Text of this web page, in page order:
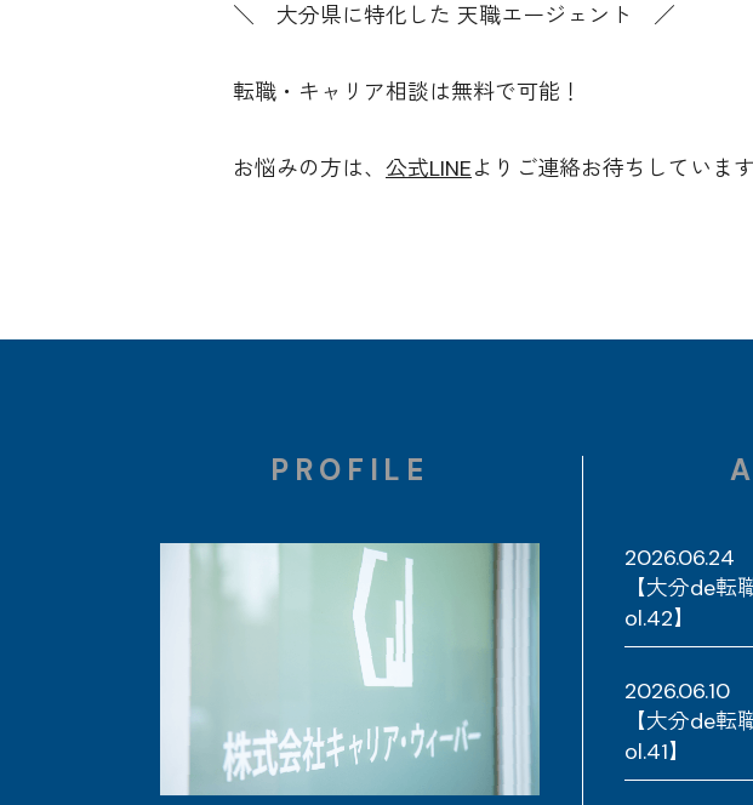
＼ 大分県に特化した 天職エージェント ／
転職・キャリア相談は無料で可能！
お悩みの方は、 公式LINEよりご連絡お待ちしています
PROFILE
2026.06.24
【大分de
ol.42】
2026.06.10
【大分de
ol.41】